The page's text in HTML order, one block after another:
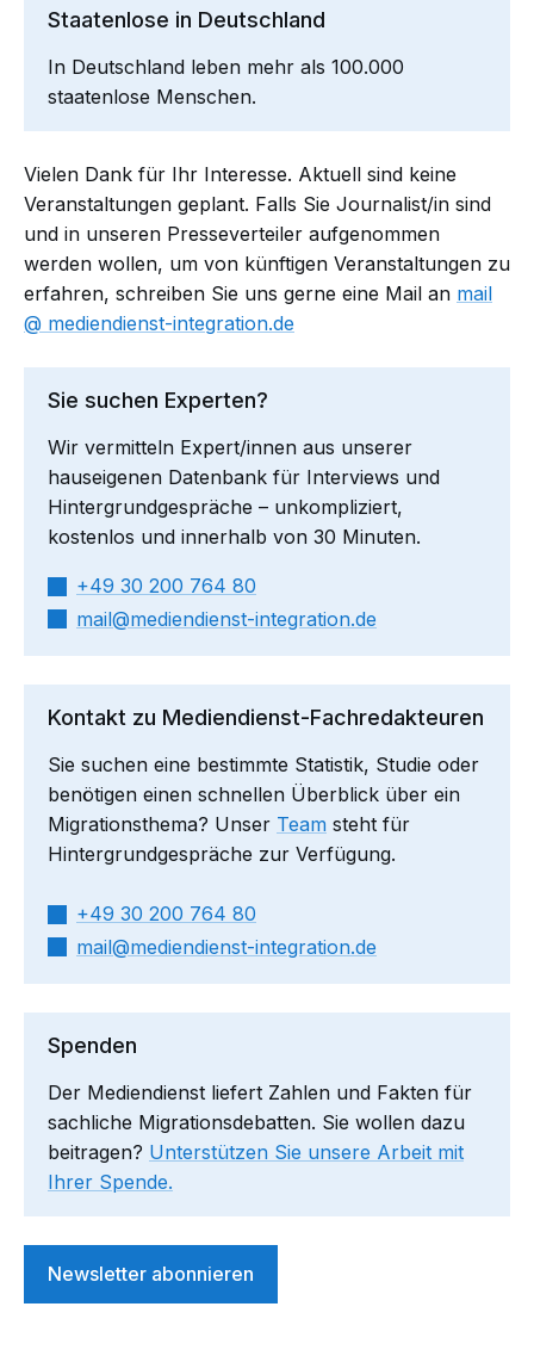
Staatenlose in Deutschland
In Deutschland leben mehr als 100.000
staatenlose Menschen.
Vielen Dank für Ihr Interesse. Aktuell sind keine
Veranstaltungen geplant. Falls Sie Journalist/in sind
und in unseren Presseverteiler aufgenommen
werden wollen, um von künftigen Veranstaltungen zu
erfahren, schreiben Sie uns gerne eine Mail an mail​
mediendienst-integration.de
Sie suchen Experten?
Wir vermitteln Expert/innen aus unserer
hauseigenen Datenbank für Interviews und
Hintergrundgespräche – unkompliziert,
kostenlos und innerhalb von 30 Minuten.
+49 30 200 764 80
mail​
mediendienst-integration.de
Kontakt zu Mediendienst-Fachredakteuren
Sie suchen eine bestimmte Statistik, Studie oder
benötigen einen schnellen Überblick über ein
Migrationsthema? Unser Team steht für
Hintergrundgespräche zur Verfügung.
+49 30 200 764 80
mail​
mediendienst-integration.de
Spenden
Der Mediendienst liefert Zahlen und Fakten für
sachliche Migrationsdebatten. Sie wollen dazu
beitragen? Unterstützen Sie unsere Arbeit mit
Ihrer Spende.
Newsletter abonnieren